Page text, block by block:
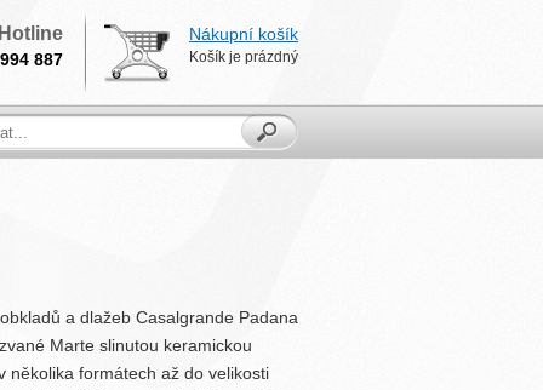
Hotline
887
Nákupní košík
Košík je prázdný
a dlažeb Casalgrande Padana
Marte slinutou keramickou
několika formátech až do velikosti